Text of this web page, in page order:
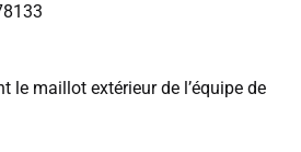
le maillot extérieur de l’équipe de